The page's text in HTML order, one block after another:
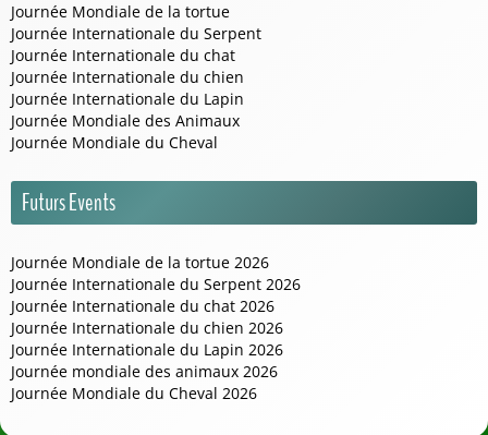
Journée Mondiale de la tortue
Journée Internationale du Serpent
Journée Internationale du chat
Journée Internationale du chien
Journée Internationale du Lapin
Journée Mondiale des Animaux
Journée Mondiale du Cheval
Futurs Events
Journée Mondiale de la tortue 2026
Journée Internationale du Serpent 2026
Journée Internationale du chat 2026
Journée Internationale du chien 2026
Journée Internationale du Lapin 2026
Journée mondiale des animaux 2026
Journée Mondiale du Cheval 2026